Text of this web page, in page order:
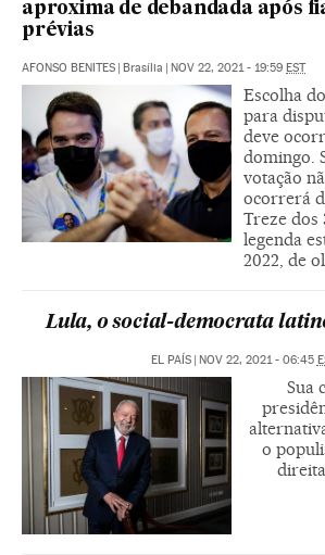
aproxima de debandada após
prévias
AFONSO BENITES | Brasília | NOV 22, 2021 - 19:59 EST
Escolha
para
deve
domingo.
votação
ocorrerá
Treze dos
legenda
2022, de
Lula, o social-democrata
EL PAÍS | NOV 22, 2021 - 06:45
Sua
o